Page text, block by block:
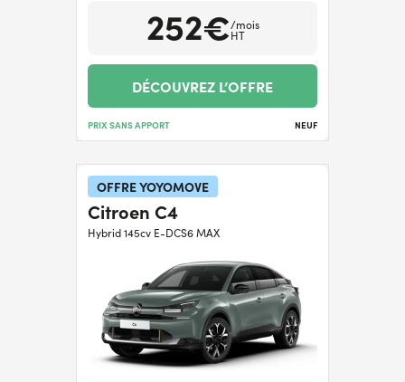
252€/mois
HT
DÉCOUVREZ L’OFFRE
PRIX SANS APPORT NEUF
OFFRE YOYOMOVE
Citroen C4
Hybrid 145cv E-DCS6 MAX